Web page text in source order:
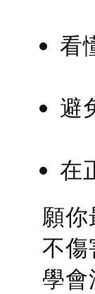
看
避
在
願
不
學會